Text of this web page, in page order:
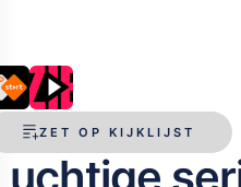
ZET OP KIJKLIJST